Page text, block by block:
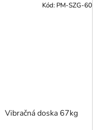
Vibračná doska 67kg
Kód: PM-SZG-60